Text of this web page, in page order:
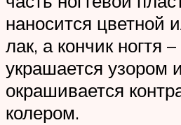
наносится цветной
лак, а кончик ногтя
украшается узором
окрашивается
колером.